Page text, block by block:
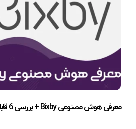
معرفی هوش مصنوعی Bixby + بررسی 6 قابلیت آن